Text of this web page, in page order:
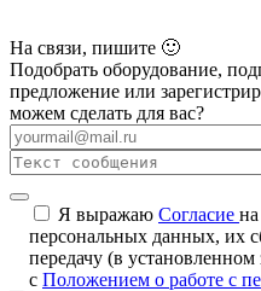
На связи, пишите 🙂
Подобрать оборудование,
предложение или
можем сделать для вас?
Я выражаю Согласие
персональных данных, их
передачу (в установленном
с Положением о работе с